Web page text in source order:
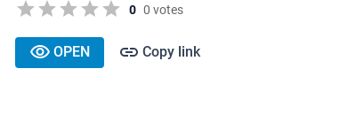
0 0 votes
OPEN Copy link